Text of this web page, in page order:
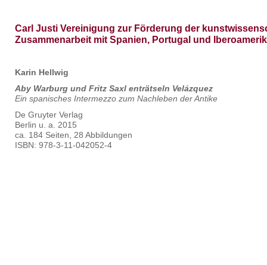
Carl Justi Vereinigung zur Förderung der
Zusammenarbeit mit Spanien, Portugal und
Karin Hellwig
Aby Warburg und Fritz Saxl enträtseln Velázquez
Ein spanisches Intermezzo zum Nachleben der Antike
De Gruyter Verlag
Berlin u. a. 2015
ca. 184 Seiten, 28 Abbildungen
ISBN: 978-3-11-042052-4